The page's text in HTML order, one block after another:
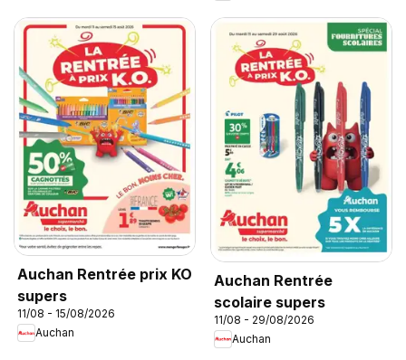
Auchan Rentrée prix KO
supers
11/08 - 15/08/2026
Auchan
Auchan Rentrée
scolaire supers
11/08 - 29/08/2026
Auchan